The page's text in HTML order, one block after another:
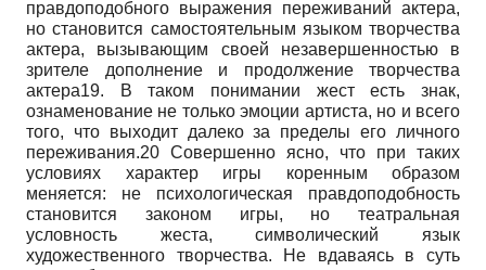
правдоподобного выражения переживаний актера,
но становится самостоятельным языком творчества
актера, вызывающим своей незавершенностью в
зрителе дополнение и продолжение творчества
актера19. В таком понимании жест есть знак,
ознаменование не только эмоции артиста, но и всего
того, что выходит далеко за пределы его личного
переживания.20 Совершенно ясно, что при таких
условиях характер игры коренным образом
меняется: не психологическая правдоподобность
становится законом игры, но театральная
условность жеста, символический язык
художественного творчества. Не вдаваясь в суть